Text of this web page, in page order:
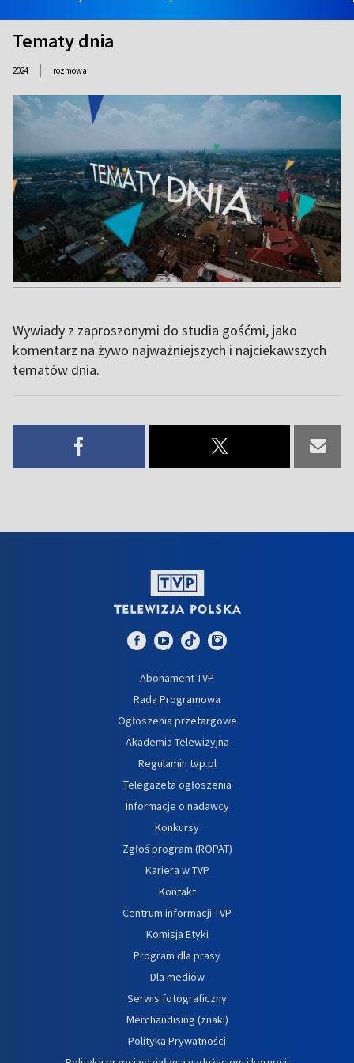
Tematy dnia
2024 | rozmowa
Wywiady z zaproszonymi do studia gośćmi, jako
komentarz na żywo najważniejszych i najciekawszych
tematów dnia.
Abonament TVP
Rada Programowa
Ogłoszenia przetargowe
Akademia Telewizyjna
Regulamin tvp.pl
Telegazeta ogłoszenia
Informacje o nadawcy
Konkursy
Zgłoś program (ROPAT)
Kariera w TVP
Kontakt
Centrum informacji TVP
Komisja Etyki
Program dla prasy
Dla mediów
Serwis fotograficzny
Merchandising (znaki)
Polityka Prywatności